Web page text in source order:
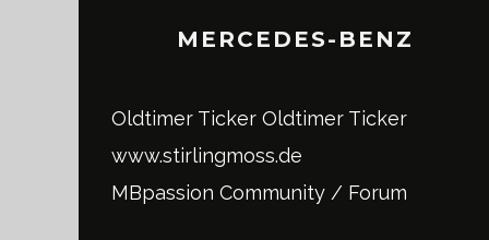
MERCEDES-BENZ
Oldtimer Ticker Oldtimer Ticker
www.stirlingmoss.de
MBpassion Community / Forum